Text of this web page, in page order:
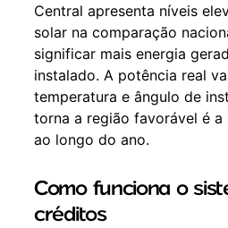
Central apresenta níveis
solar na comparação
significar mais energia
instalado. A potência real
temperatura e ângulo de
torna a região favorável é a
ao longo do ano.
Como funciona o
créditos